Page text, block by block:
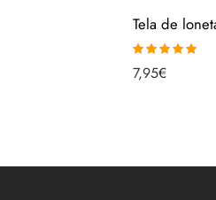
Valorado con
5.00de 5
7,95€